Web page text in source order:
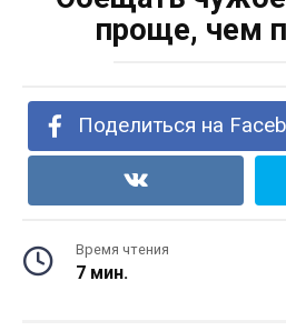
проще, чем
Поделиться на
Время чтения
7 мин.